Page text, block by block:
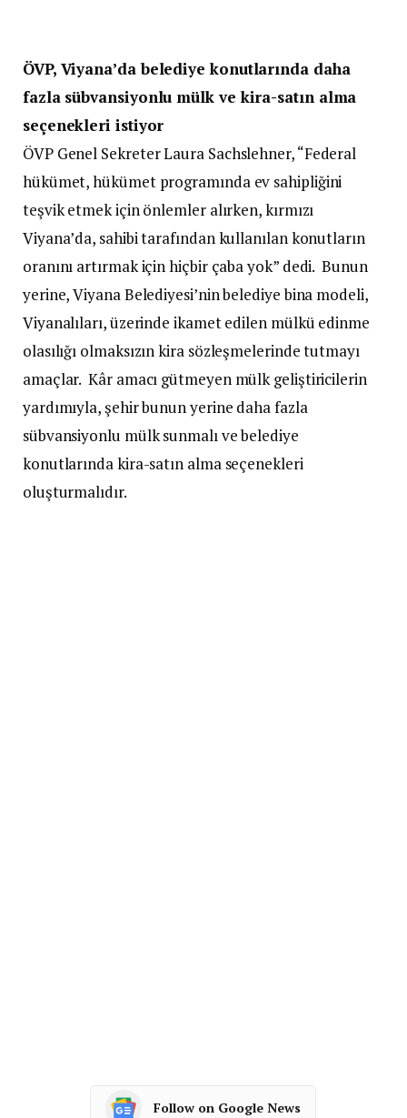
ÖVP, Viyana’da belediye konutlarında daha
fazla sübvansiyonlu mülk ve kira-satın alma
seçenekleri istiyor
ÖVP Genel Sekreter Laura Sachslehner, “Federal
hükümet, hükümet programında ev sahipliğini
teşvik etmek için önlemler alırken, kırmızı
Viyana’da, sahibi tarafından kullanılan konutların
oranını artırmak için hiçbir çaba yok” dedi. Bunun
yerine, Viyana Belediyesi’nin belediye bina modeli,
Viyanalıları, üzerinde ikamet edilen mülkü edinme
olasılığı olmaksızın kira sözleşmelerinde tutmayı
amaçlar. Kâr amacı gütmeyen mülk geliştiricilerin
yardımıyla, şehir bunun yerine daha fazla
sübvansiyonlu mülk sunmalı ve belediye
konutlarında kira-satın alma seçenekleri
oluşturmalıdır.
Follow on Google News